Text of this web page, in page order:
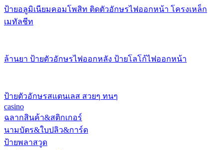
ป้ายอลูมิเนียมคอมโพสิท ติดตัวอักษรไฟออกหน้า โครงเหล็ก
เมทัลชีท
ล้านยา ป้ายตัวอักษรไฟออกหลัง ป้ายโลโก้ไฟออกหน้า
ป้ายตัวอักษรสแตนเลส สวยๆ ทนๆ
casino
ฉลากสินค้า&สติกเกอร์
นามบัตร&ใบปลิว&การ์ด
ป้ายพลาสวูด